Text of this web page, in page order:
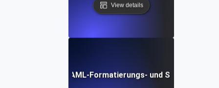
View details
Kostenloses YAML-Formatierungs- und Schönheits-